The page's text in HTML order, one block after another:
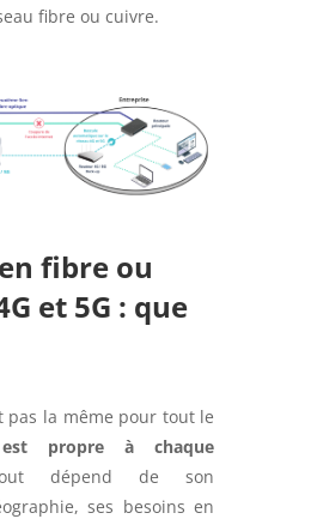
fibre ou cuivre.
fibre ou
et 5G : que
pas la même pour tout le
propre à chaque
dépend de son
ses besoins en